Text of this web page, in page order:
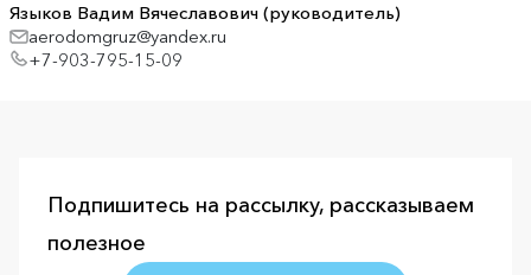
Языков Вадим Вячеславович (руководитель)
aerodomgruz@yandex.ru
+7-903-795-15-09
Подпишитесь на рассылку, рассказываем
полезное